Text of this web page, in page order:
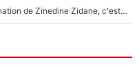
Equipe de France : 10 jours après la nomination de Zinedine Zidane, c'est au tour de son fils de prendre un nouveau départ !